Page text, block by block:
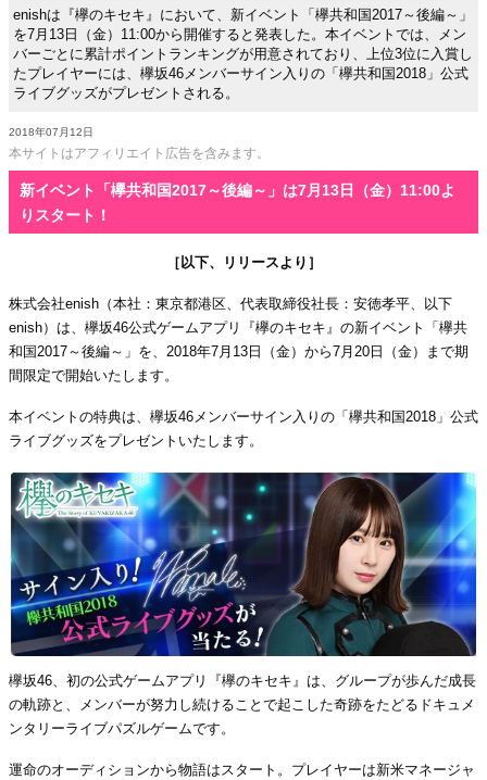
enishは『欅のキセキ』において、新イベント「欅共和国2017～後編～」
を7月13日（金）11:00から開催すると発表した。本イベントでは、メン
バーごとに累計ポイントランキングが用意されており、上位3位に入賞し
たプレイヤーには、欅坂46メンバーサイン入りの「欅共和国2018」公式
ライブグッズがプレゼントされる。
2018年07月12日
本サイトはアフィリエイト広告を含みます。
新イベント「欅共和国2017～後編～」は7月13日（金）11:00よ
りスタート！
［以下、リリースより］
株式会社enish（本社：東京都港区、代表取締役社長：安徳孝平、以下
enish）は、欅坂46公式ゲームアプリ『欅のキセキ』の新イベント「欅共
和国2017～後編～」を、2018年7月13日（金）から7月20日（金）まで期
間限定で開始いたします。
本イベントの特典は、欅坂46メンバーサイン入りの「欅共和国2018」公式
ライブグッズをプレゼントいたします。
欅坂46、初の公式ゲームアプリ『欅のキセキ』は、グループが歩んだ成長
の軌跡と、メンバーが努力し続けることで起こした奇跡をたどるドキュメ
ンタリーライブパズルゲームです。
運命のオーディションから物語はスタート。プレイヤーは新米マネージャ